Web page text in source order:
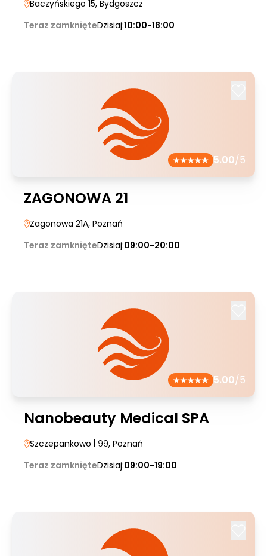
Baczyńskiego 15, Bydgoszcz
Teraz zamknięteDzisiaj:10:00-18:00
5.00/5
ZAGONOWA 21
Zagonowa 21A, Poznań
Teraz zamknięteDzisiaj:09:00-20:00
5.00/5
Nanobeauty Medical SPA
Szczepankowo | 99, Poznań
Teraz zamknięteDzisiaj:09:00-19:00